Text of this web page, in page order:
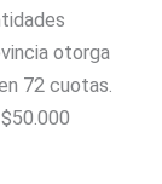
otorga
72 cuotas.